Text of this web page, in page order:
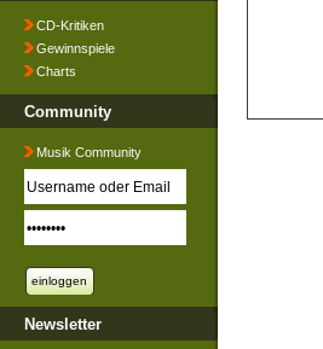
CD-Kritiken
Gewinnspiele
Charts
Community
Musik Community
Newsletter